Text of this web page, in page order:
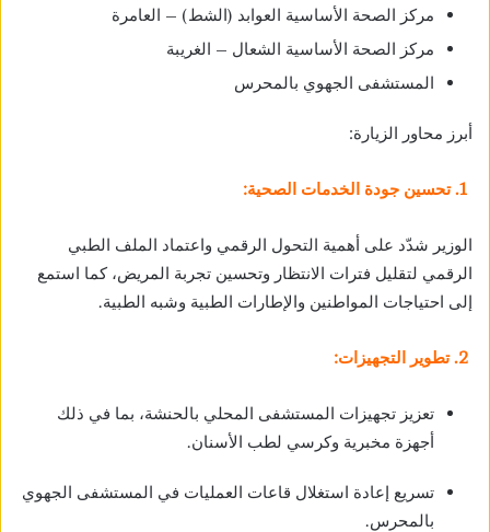
مركز الصحة الأساسية العوابد (الشط) – العامرة
مركز الصحة الأساسية الشعال – الغريبة
المستشفى الجهوي بالمحرس
أبرز محاور الزيارة:
1. تحسين جودة الخدمات الصحية:
الوزير شدّد على أهمية التحول الرقمي واعتماد الملف الطبي
الرقمي لتقليل فترات الانتظار وتحسين تجربة المريض، كما استمع
إلى احتياجات المواطنين والإطارات الطبية وشبه الطبية.
2. تطوير التجهيزات:
تعزيز تجهيزات المستشفى المحلي بالحنشة، بما في ذلك
أجهزة مخبرية وكرسي لطب الأسنان.
تسريع إعادة استغلال قاعات العمليات في المستشفى الجهوي
بالمحرس.